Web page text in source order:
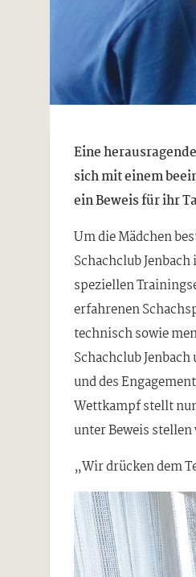
Eine
sich mit einem
ein Beweis für ihr
Um die Mädchen
Schachclub
speziellen
erfahrenen
technisch sowie
Schachclub
und des
Wettkampf stellt
unter Beweis stellen
„Wir drücken dem